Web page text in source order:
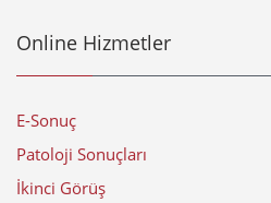
Online Hizmetler
E-Sonuç
Patoloji Sonuçları
İkinci Görüş